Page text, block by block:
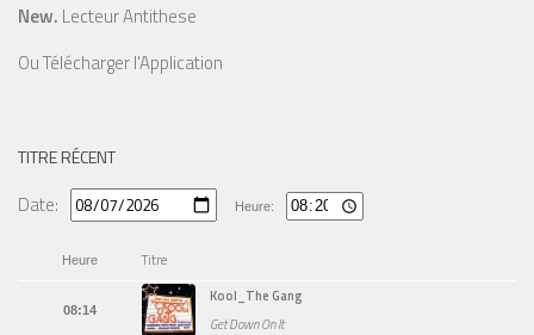
New. Lecteur Antithese
OuTélécharger l'Application
TITRE RÉCENT
Date: Heure:
Heure Titre
08:14
Kool_The Gang
Get Down On It